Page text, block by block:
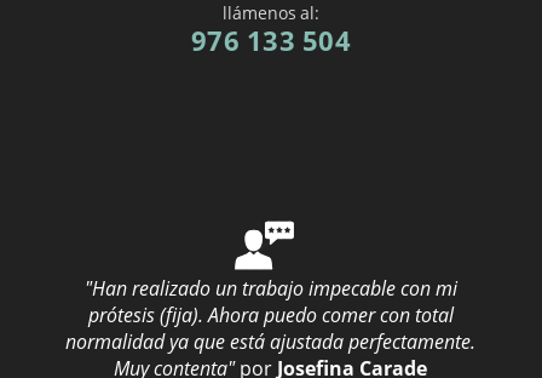
llámenos al:
976 133 504
"Han realizado un trabajo impecable con mi
prótesis (fija). Ahora puedo comer con total
normalidad ya que está ajustada perfectamente.
Muy contenta" porJosefina Carade